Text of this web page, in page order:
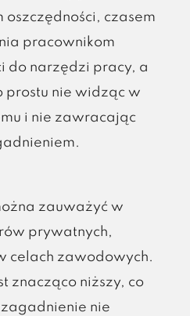
oszczędności, czasem
pracownikom
do narzędzi pracy, a
prostu nie widząc w
i nie zawracając
zauważyć w
prywatnych,
celach zawodowych.
znacząco niższy, co
nie